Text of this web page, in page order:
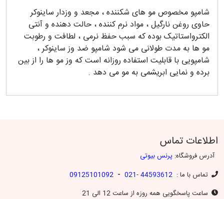
شامپو مخصوص مو های شکننده ، مجعد و وزدار ساینوکر
حاوی روغن نارگیل ، مواد نرم کننده ، حالت دهنده و آنتی
الکترواستاتیک بوده که سبب حفظ نرمی ، لطافت و رطوبت
مو ها به مدت طولانی می شود شامپو ضد وز ساینوکر ،
شامپویی با قابلیت استفاده روزانه است که وز مو ها را از بین
برده و نمایی ابریشمی به مو می دهد .
اطلاعات تماس
آدرس فروشگاه: پرنس بیوتی
تماس با ما : 44593612 -021
-
09125101092
ساعت پاسخگویی همه روزه از ساعت 12 الی 21